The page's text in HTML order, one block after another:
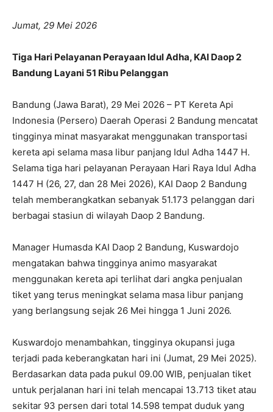
Jumat, 29 Mei 2026
Tiga Hari Pelayanan Perayaan Idul Adha, KAI Daop 2
Bandung Layani 51 Ribu Pelanggan
Bandung (Jawa Barat), 29 Mei 2026 – PT Kereta Api
Indonesia (Persero) Daerah Operasi 2 Bandung mencatat
tingginya minat masyarakat menggunakan transportasi
kereta api selama masa libur panjang Idul Adha 1447 H.
Selama tiga hari pelayanan Perayaan Hari Raya Idul Adha
1447 H (26, 27, dan 28 Mei 2026), KAI Daop 2 Bandung
telah memberangkatkan sebanyak 51.173 pelanggan dari
berbagai stasiun di wilayah Daop 2 Bandung.
Manager Humasda KAI Daop 2 Bandung, Kuswardojo
mengatakan bahwa tingginya animo masyarakat
menggunakan kereta api terlihat dari angka penjualan
tiket yang terus meningkat selama masa libur panjang
yang berlangsung sejak 26 Mei hingga 1 Juni 2026.
Kuswardojo menambahkan, tingginya okupansi juga
terjadi pada keberangkatan hari ini (Jumat, 29 Mei 2025).
Berdasarkan data pada pukul 09.00 WIB, penjualan tiket
untuk perjalanan hari ini telah mencapai 13.713 tiket atau
sekitar 93 persen dari total 14.598 tempat duduk yang